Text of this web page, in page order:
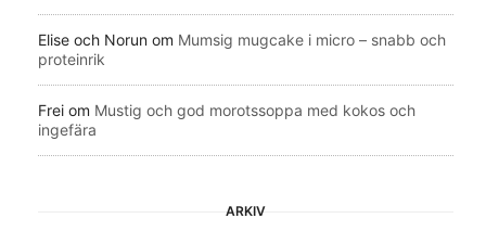
Elise och Norun om Mumsig mugcake i micro – snabb och
proteinrik
Frei om Mustig och god morotssoppa med kokos och
ingefära
ARKIV